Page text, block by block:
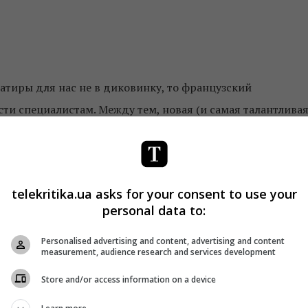
для нас не в диковинку, то французский
специалистам. Между тем, новая (и самая талантливая
фильм «Смерть Сталина» – это экранизация
который вышел в издательстве Dargaud еще в 2011
в сети: это
перипетии борьбы за власть в Кремле на
всех народов и его похоронами. (Одна из немногих
позволили себе авторы.)
стилеобразующей для фильма Ианнуччи. Мало того,
обрела нужную интонацию. Здесь легко сочетается
telekritika.ua asks for your consent to use your
personal data to:
Personalised advertising and content, advertising and content
measurement, audience research and services development
Store and/or access information on a device